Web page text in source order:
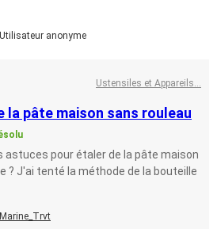
Utilisateur anonyme
Ustensiles et Appareils...
la pâte maison sans rouleau
astuces pour étaler de la pâte maison
? J'ai tenté la méthode de la bouteille
Marine_Trvt